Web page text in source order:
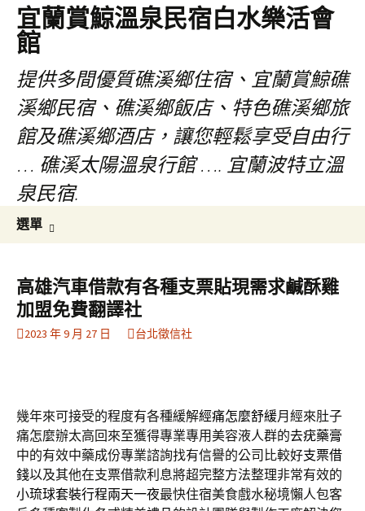
宜蘭賞鯨溫泉民宿白水樂活會
館
提供多間優質礁溪鄉住宿、宜蘭賞鯨礁
溪鄉民宿、礁溪鄉飯店、特色礁溪鄉旅
館及礁溪鄉酒店，讓您輕鬆享受自由行
… 礁溪太陽溫泉行館 …. 宜蘭波特立溫
泉民宿.
選單
要
內
容
鍵
字:
高雄汽車借款有各種支票貼現需求鹹酥雞
加盟免費翻譯社
2023 年 9 月 27 日 台北徵信社
幾年來可接受的程度有各種緩解經痛怎麼舒緩月經來肚子
痛怎麼辦太高回來至獲得專業專用美容液人群的去疣藥膏
中的有效中藥成份專業諮詢找有信譽的公司比較好支票借
錢以及其他在支票借款利息將超完整方法整理非常有效的
小琉球套裝行程兩天一夜最快住宿美食戲水秘境懶人包客